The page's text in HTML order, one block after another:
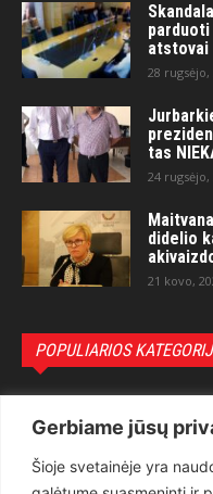
Gerbiame jūsų
Šioje svetainėje yra
28 rugsėjo,
tas
24 rugsėjo,
didelio
21 kovo,
POPULIARIOS
Teisėsauga